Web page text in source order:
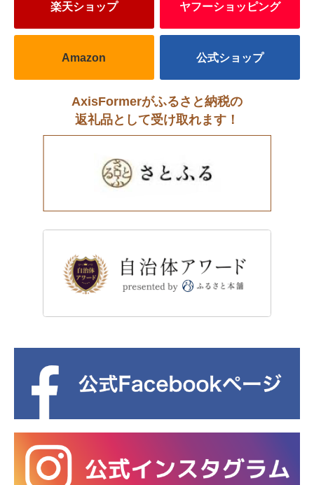
楽天ショップ ヤフーショッピング
Amazon 公式ショップ
AxisFormerがふるさと納税の
返礼品として受け取れます！